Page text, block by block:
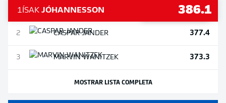
1 ÍSAK JÓHANNESSON 386.1
2 CASPARJANDER 377.4
3 MARVINWANITZEK 373.3
MOSTRAR LISTA COMPLETA